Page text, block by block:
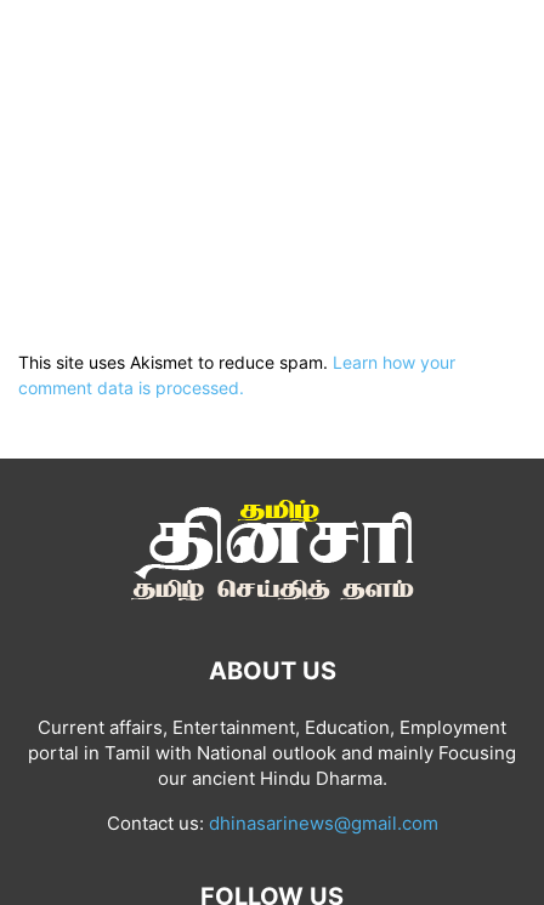
This site uses Akismet to reduce spam. Learn how your
comment data is processed.
ABOUT US
Current affairs, Entertainment, Education, Employment
portal in Tamil with National outlook and mainly Focusing
our ancient Hindu Dharma.
Contact us: dhinasarinews@gmail.com
FOLLOW US